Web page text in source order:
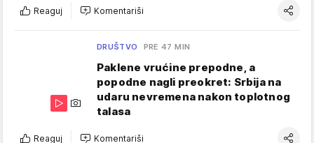
Reaguj Komentariši
DRUŠTVO PRE 47 MIN
Paklene vrućine prepodne, a
popodne nagli preokret: Srbija na
udaru nevremena nakon toplotnog
talasa
Reaguj Komentariši